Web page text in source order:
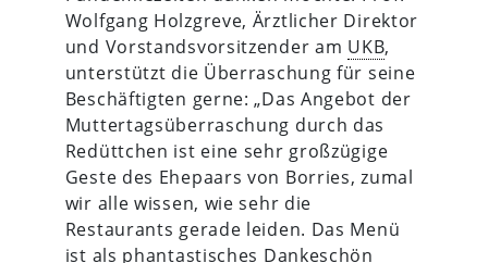
Wolfgang Holzgreve, Ärztlicher Direktor
und Vorstandsvorsitzender am UKB,
unterstützt die Überraschung für seine
Beschäftigten gerne: „Das Angebot der
Muttertagsüberraschung durch das
Redüttchen ist eine sehr großzügige
Geste des Ehepaars von Borries, zumal
wir alle wissen, wie sehr die
Restaurants gerade leiden. Das Menü
ist als phantastisches Dankeschön